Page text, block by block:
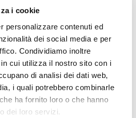
i cookie
personalizzare contenuti ed
dei social media e per
Condividiamo inoltre
cui utilizza il nostro sito con i
di analisi dei dati web,
i quali potrebbero combinarle
ha fornito loro o che hanno
dei loro servizi.
18 aprile: Go Wine Weekend
Percorsi in cantina
Wine Day
e il Sagrantino